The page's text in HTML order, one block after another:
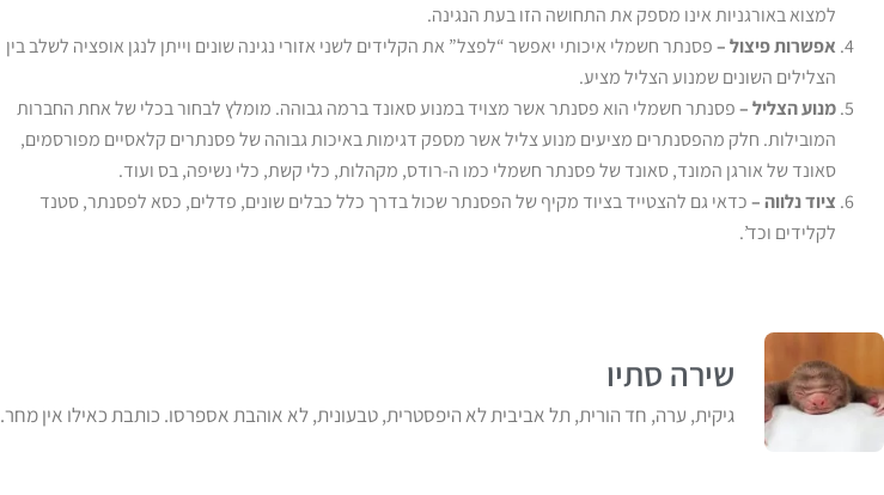
למצוא באורגניות אינו מספק את התחושה הזו בעת הנגינה.
אפשרות פיצול –פסנתר חשמלי איכותי יאפשר “לפצל” את הקלידים לשני אזורי נגינה שונים וייתן לנגן אופציה לשלב בין
הצלילים השונים שמנוע הצליל מציע.
מנוע הצליל –פסנתר חשמלי הוא פסנתר אשר מצויד במנוע סאונד ברמה גבוהה. מומלץ לבחור בכלי של אחת החברות
המובילות. חלק מהפסנתרים מציעים מנוע צליל אשר מספק דגימות באיכות גבוהה של פסנתרים קלאסיים מפורסמים,
סאונד של אורגן המונד, סאונד של פסנתר חשמלי כמו ה-רודס, מקהלות, כלי קשת, כלי נשיפה, בס ועוד.
ציוד נלווה –כדאי גם להצטייד בציוד מקיף של הפסנתר שכול בדרך כלל כבלים שונים, פדלים, כסא לפסנתר, סטנד
לקלידים וכד’.
שירה סתיו
גיקית, ערה, חד הורית, תל אביבית לא היפסטרית, טבעונית, לא אוהבת אספרסו. כותבת כאילו אין מחר.